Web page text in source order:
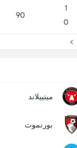
1
0
90
ميتييلاند
بورنموث